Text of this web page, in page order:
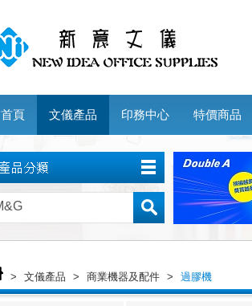
首頁 文儀產品 印務中心 特價商品
> 文儀產品 > 商業機器及配件 > 過膠機